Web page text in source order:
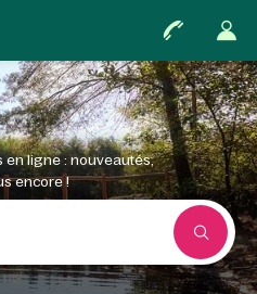
en ligne : nouveautés,
encore !